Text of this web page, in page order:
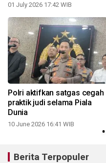
01 July 2026 17:42 WIB
Polri aktifkan satgas cegah
praktik judi selama Piala
Dunia
10 June 2026 16:41 WIB
Berita Terpopuler